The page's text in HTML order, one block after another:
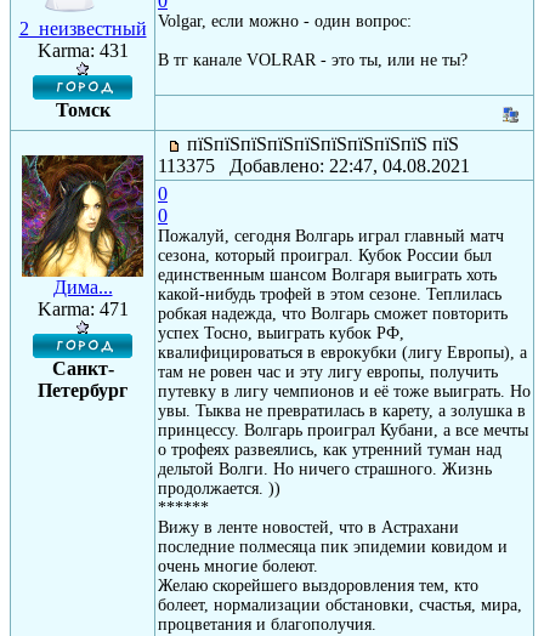
2_неизвестный
Karma: 431
Томск
Volgar, если можно - один вопрос:
В тг канале VOLRAR - это ты, или не ты?
Дима...
Karma: 471
Санкт-
Петербург
пїЅпїЅпїЅпїЅпїЅпїЅпїЅпїЅпїЅ пїЅ
113375 Добавлено: 22:47, 04.08.2021
0
0
Пожалуй, сегодня Волгарь играл главный матч
сезона, который проиграл. Кубок России был
единственным шансом Волгаря выиграть хоть
какой-нибудь трофей в этом сезоне. Теплилась
робкая надежда, что Волгарь сможет повторить
успех Тосно, выиграть кубок РФ,
квалифицироваться в еврокубки (лигу Европы), а
там не ровен час и эту лигу европы, получить
путевку в лигу чемпионов и её тоже выиграть. Но
увы. Тыква не превратилась в карету, а золушка в
принцессу. Волгарь проиграл Кубани, а все мечты
о трофеях развеялись, как утренний туман над
дельтой Волги. Но ничего страшного. Жизнь
продолжается. ))
******
Вижу в ленте новостей, что в Астрахани
последние полмесяца пик эпидемии ковидом и
очень многие болеют.
Желаю скорейшего выздоровления тем, кто
болеет, нормализации обстановки, счастья, мира,
процветания и благополучия.